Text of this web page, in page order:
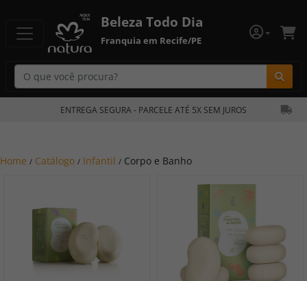
Beleza Todo Dia
Franquia em Recife/PE
ENTREGA SEGURA - PARCELE ATÉ 5X SEM JUROS
Home / Catálogo / Infantil / Corpo e Banho